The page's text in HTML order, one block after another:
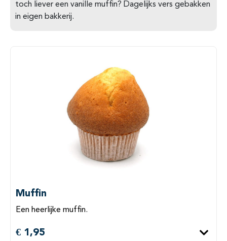
toch liever een vanille muffin? Dagelijks vers gebakken
in eigen bakkerij.
Muffin
Een heerlijke muffin.
€ 1,95